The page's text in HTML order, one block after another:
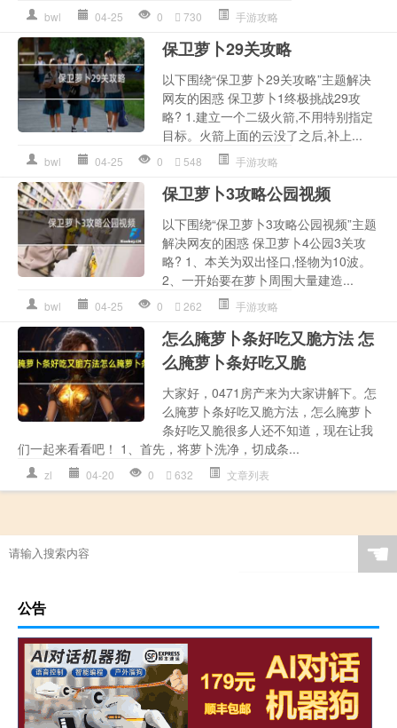
bwl 04-25 0 730 手游攻略
保卫萝卜29关攻略
以下围绕“保卫萝卜29关攻略”主题解决
网友的困惑 保卫萝卜1终极挑战29攻
略? 1.建立一个二级火箭,不用特别指定
目标。火箭上面的云没了之后,补上...
bwl 04-25 0 548 手游攻略
保卫萝卜3攻略公园视频
以下围绕“保卫萝卜3攻略公园视频”主题
解决网友的困惑 保卫萝卜4公园3关攻
略? 1、本关为双出怪口,怪物为10波。
2、一开始要在萝卜周围大量建造...
bwl 04-25 0 262 手游攻略
怎么腌萝卜条好吃又脆方法 怎
么腌萝卜条好吃又脆
大家好，0471房产来为大家讲解下。怎
么腌萝卜条好吃又脆方法，怎么腌萝卜
条好吃又脆很多人还不知道，现在让我
们一起来看看吧！ 1、首先，将萝卜洗净，切成条...
zl 04-20 0 632 文章列表
☚
公告